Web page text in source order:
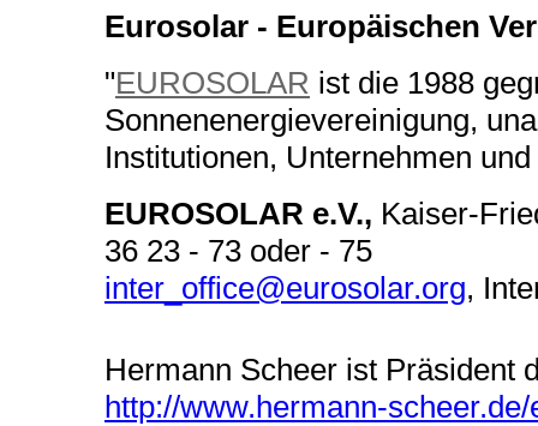
Eurosolar - Europäischen
"EUROSOLAR ist die 1988
Sonnenenergievereinigung,
Institutionen, Unternehmen
EUROSOLAR e.V., Kaiser-
36 23 - 73 oder - 75
inter_office@eurosolar.org,
Hermann Scheer ist Präsident
http://www.hermann-